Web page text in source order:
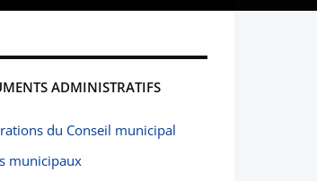
ADMINISTRATIFS
du Conseil municipal
municipaux